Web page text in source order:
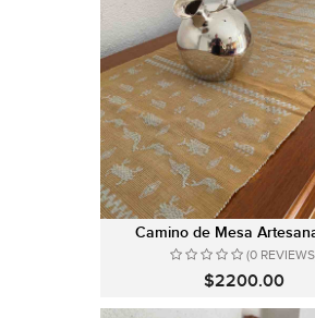
Camino de Mesa
(0
$2200.00